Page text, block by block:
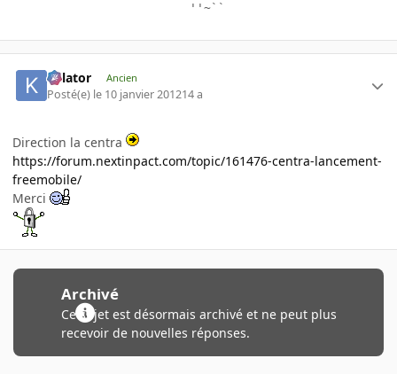
''~``
Killator Ancien
Posté(e) le 10 janvier 201214 a
Direction la centra
https://forum.nextinpact.com/topic/161476-centra-lancement-
freemobile/
Merci
Archivé
Ce sujet est désormais archivé et ne peut plus
recevoir de nouvelles réponses.